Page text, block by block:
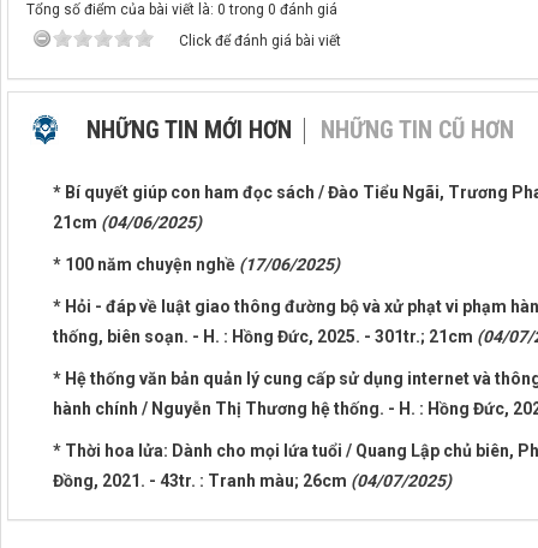
Tổng số điểm của bài viết là: 0 trong 0 đánh giá
Click để đánh giá bài viết
NHỮNG TIN MỚI HƠN NHỮNG TIN CŨ HƠN
* Bí quyết giúp con ham đọc sách / Đào Tiểu Ngãi, Trương
21cm (04/06/2025)
* 100 năm chuyện nghề (17/06/2025)
* Hỏi - đáp về luật giao thông đường bộ và xử phạt vi phạm
thống, biên soạn. - H. : Hồng Đức, 2025. - 301tr.; 21cm (04/07/
* Hệ thống văn bản quản lý cung cấp sử dụng internet và
hành chính / Nguyễn Thị Thương hệ thống. - H. : Hồng Đức,
* Thời hoa lửa: Dành cho mọi lứa tuổi / Quang Lập chủ biên,
Đồng, 2021. - 43tr. : Tranh màu; 26cm (04/07/2025)